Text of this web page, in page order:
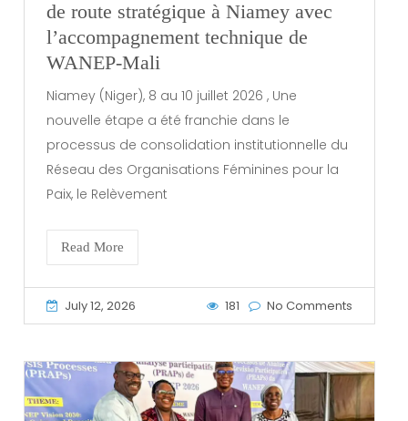
de route stratégique à Niamey avec
l’accompagnement technique de
WANEP-Mali
Niamey (Niger), 8 au 10 juillet 2026 , Une
nouvelle étape a été franchie dans le
processus de consolidation institutionnelle du
Réseau des Organisations Féminines pour la
Paix, le Relèvement
Read More
July 12, 2026 181 No Comments